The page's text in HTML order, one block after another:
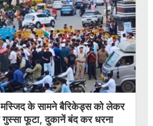
मस्जिद के सामने बैरिकेड्स को लेकर
गुस्सा फूटा, दुकानें बंद कर धरना